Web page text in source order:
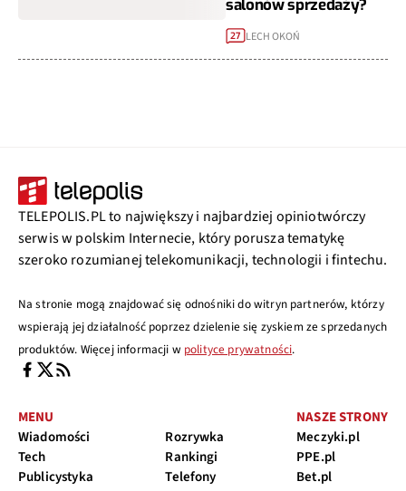
salonów sprzedaży?
27 LECH OKOŃ
TELEPOLIS.PL to największy i najbardziej opiniotwórczy
serwis w polskim Internecie, który porusza tematykę
szeroko rozumianej telekomunikacji, technologii i fintechu.
Na stronie mogą znajdować się odnośniki do witryn partnerów, którzy
wspierają jej działalność poprzez dzielenie się zyskiem ze sprzedanych
produktów. Więcej informacji w polityce prywatności.
MENU
Wiadomości
Tech
Publicystyka
Rozrywka
Rankingi
Telefony
NASZE STRONY
Meczyki.pl
PPE.pl
Bet.pl